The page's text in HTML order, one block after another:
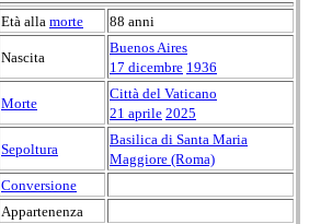
Età alla morte 88 anni
Nascita
Buenos Aires
17 dicembre 1936
Morte
Città del Vaticano
21 aprile 2025
Sepoltura
Basilica di Santa Maria
Maggiore (Roma)
Conversione
Appartenenza